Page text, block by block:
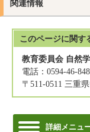
関連情報
このページに関す
教育委員会 自然
電話：0594-46-
〒511-0511 三重
詳細メニュ